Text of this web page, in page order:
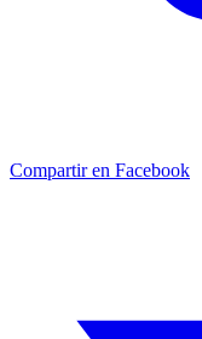
Compartir en Facebook